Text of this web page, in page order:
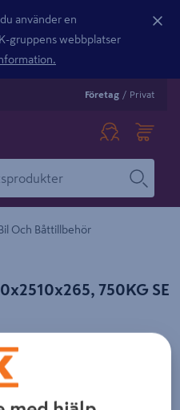
använder en
gruppens webbplatser
Företag / Privat
Bil Och Båttillbehör
750KG SE